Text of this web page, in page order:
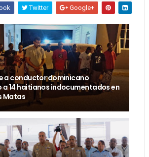
Twitter Google+
a conductor dominicano
14 haitianos indocumentados en
Matas